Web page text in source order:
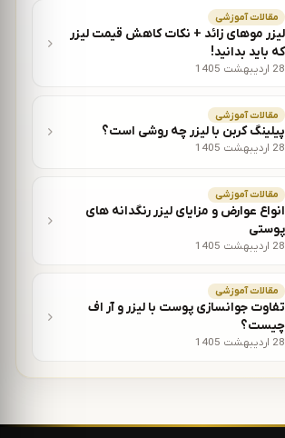
مقالات آموزشی
لیزر موهای زائد + نکات کاهش قیمت لیزر
که باید بدانید!
28 اردیبهشت 1405
مقالات آموزشی
پیلینگ کربن با لیزر چه روشی است؟
28 اردیبهشت 1405
مقالات آموزشی
انواع عوارض و مزایای لیزر رنگدانه های
پوستی
28 اردیبهشت 1405
مقالات آموزشی
تفاوت جوانسازی پوست با لیزر و آر اف
چیست؟
28 اردیبهشت 1405